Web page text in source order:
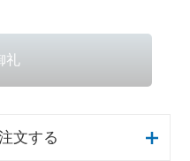
文する